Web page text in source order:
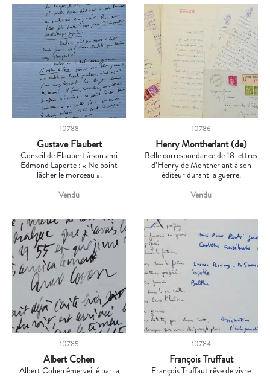
10788
Gustave Flaubert
Conseil de Flaubert à son ami
Edmond Laporte : « Ne point
lâcher le morceau ».
Vendu
10786
Henry Montherlant (de)
Belle correspondance de 18 lettres
d’Henry de Montherlant à son
éditeur durant la guerre.
Vendu
10785
Albert Cohen
Albert Cohen émerveillé par la
10784
François Truffaut
François Truffaut rêve de vivre